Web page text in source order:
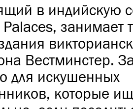
в индийскую
занимает
Вестминстер.
для искушенных
которые